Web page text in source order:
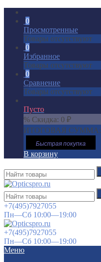
0
Просмотренные
Товары отсутствуют
0
Избранное
Товары отсутствуют
0
Сравнение
Товары отсутствуют
Пусто
% Скидка: 0 ₽
ИТОГОВАЯ СУММА:
Быстрая покупка
В корзину
+7(495)7927055
Пн—Сб 10:00—19:00
+7(495)7927055
Пн—Сб 10:00—19:00
Меню